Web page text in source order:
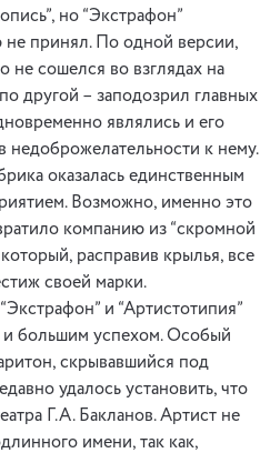
но “Экстрафон”
не принял. По одной версии,
сошелся во взглядах на
другой – заподозрил главных
являлись и его
недоброжелательности к нему.
оказалась единственным
Возможно, именно это
компанию из “скромной
расправив крылья, все
своей марки.
и “Артистотипия”
и большим успехом. Особый
скрывавшийся под
удалось установить, что
Г.А. Бакланов. Артист не
имени, так как,